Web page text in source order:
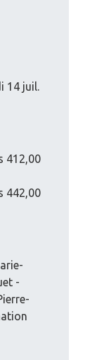
14 juil.
412,00
442,00
-